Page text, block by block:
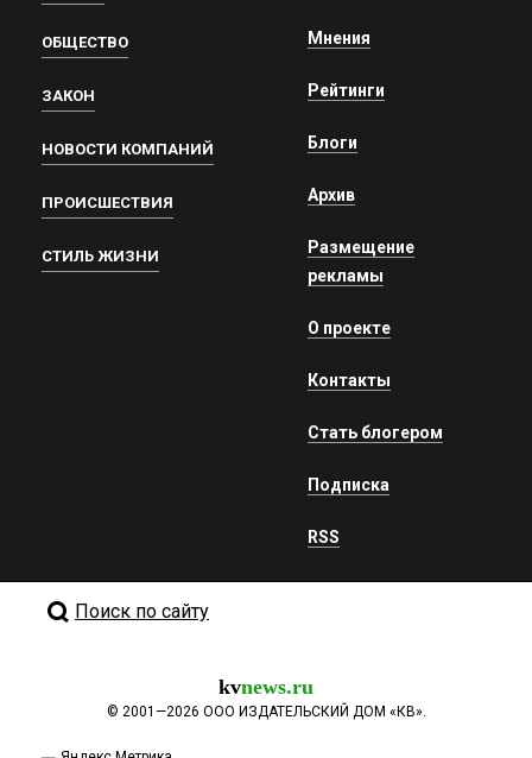
ОБЩЕСТВО
ЗАКОН
НОВОСТИ КОМПАНИЙ
ПРОИСШЕСТВИЯ
СТИЛЬ ЖИЗНИ
Мнения
Рейтинги
Блоги
Архив
Размещение
рекламы
О проекте
Контакты
Стать блогером
Подписка
RSS
Поиск по сайту
kvnews.ru
© 2001—2026 ООО ИЗДАТЕЛЬСКИЙ ДОМ «КВ».